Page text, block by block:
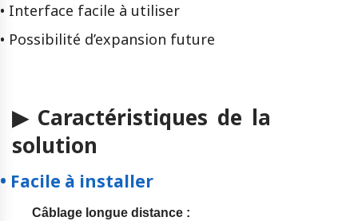
• Interface facile à utiliser
• Possibilité d’expansion future
▶ Caractéristiques de la
solution
• Facile à installer
Câblage longue distance :